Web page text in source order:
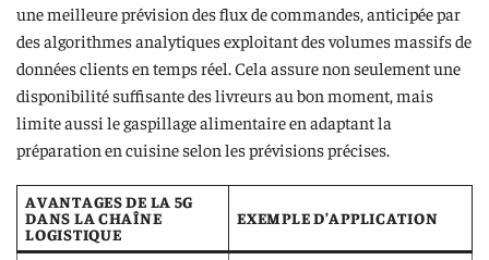
une meilleure prévision des flux de commandes, anticipée par
des algorithmes analytiques exploitant des volumes massifs de
données clients en temps réel. Cela assure non seulement une
disponibilité suffisante des livreurs au bon moment, mais
limite aussi le gaspillage alimentaire en adaptant la
préparation en cuisine selon les prévisions précises.
AVANTAGES DE LA 5G
DANS LA CHAÎNE
LOGISTIQUE
EXEMPLE D’APPLICATION